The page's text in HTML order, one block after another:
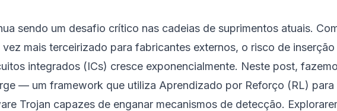
sendo um desafio crítico nas cadeias de suprimentos atuais.
mais terceirizado para fabricantes externos, o risco de inserção
integrados (ICs) cresce exponencialmente. Neste post,
— um framework que utiliza Aprendizado por Reforço (RL) para
Trojan capazes de enganar mecanismos de detecção.